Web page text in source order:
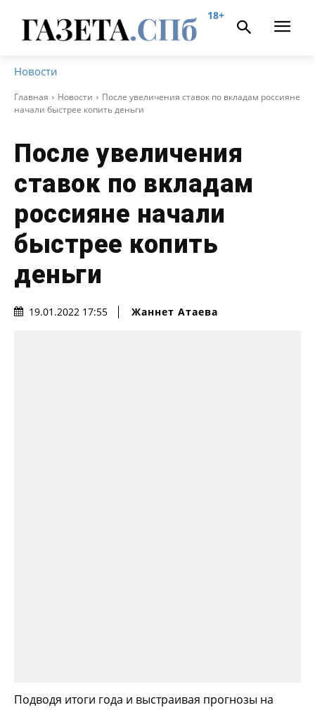
18+
Новости
Главная Новости
После увеличения ставок по вкладам россияне
начали быстрее копить деньги
После увеличения
ставок по вкладам
россияне начали
быстрее копить
деньги
19.01.2022 17:55 Жаннет Атаева
Подводя итоги года и выстраивая прогнозы на